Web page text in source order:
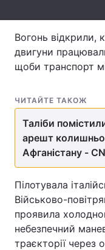
Контакти
Тема оформлення
Вогонь відкрили,
двигуни
щоби транспорт
ЧИТАЙТЕ ТАКОЖ
Таліби
арешт
Афганістану -
Пілотувала
Військово-
проявила
небезпечний
траєкторії через